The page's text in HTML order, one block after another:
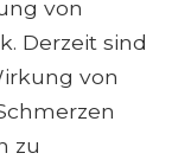
von
Derzeit sind
von
zu